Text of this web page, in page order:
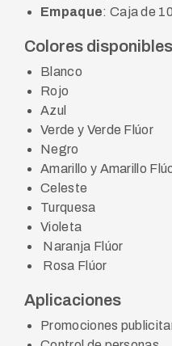
Empaque: Caja de
Colores disponibles
Blanco
Rojo
Azul
Verde y Verde Flúor
Negro
Amarillo y Amarillo
Celeste
Turquesa
Violeta
Naranja Flúor
Rosa Flúor
Aplicaciones
Promociones